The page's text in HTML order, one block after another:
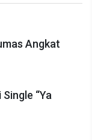
Angkat
“Ya